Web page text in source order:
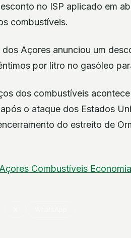
no ISP aplicado em
combustíveis.
dos Açores anunciou um
por litro no gasóleo
dos combustíveis
o ataque dos Estados
do estreito de
Açores Combustíveis Economia